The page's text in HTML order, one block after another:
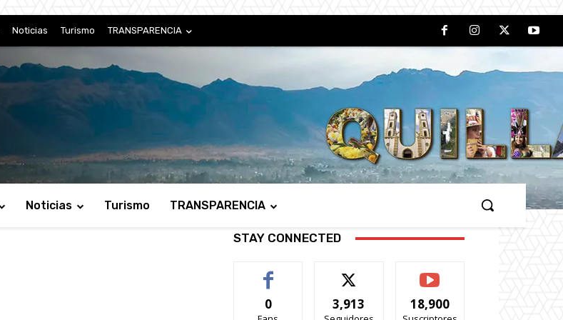
Noticias Turismo TRANSPARENCIA
Noticias Turismo TRANSPARENCIA
STAY CONNECTED
0 3,913 18,900